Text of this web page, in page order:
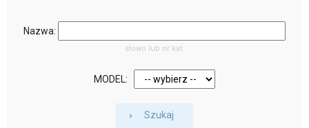
Nazwa:
słowo lub nr kat.
MODEL:
Szukaj